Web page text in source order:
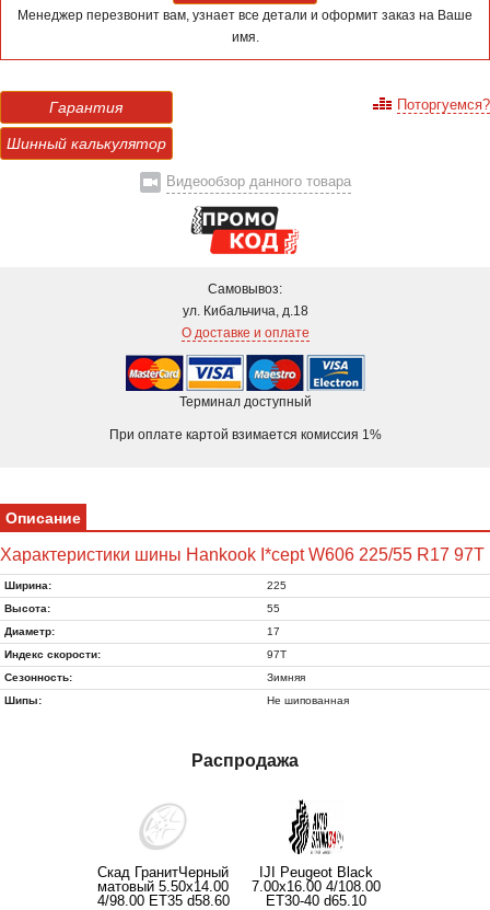
Менеджер перезвонит вам, узнает все детали и оформит заказ на Ваше
имя.
Гарантия
Шинный калькулятор
Поторгуемся?
Видеообзор данного товара
Самовывоз:
ул. Кибальчича, д.18
О доставке и оплате
Терминал доступный
При оплате картой взимается комиссия 1%
Описание
Характеристики шины Hankook I*cept W606 225/55 R17 97T
Ширина:
225
Высота:
55
Диаметр:
17
Индекс скорости:
97T
Сезонность:
Зимняя
Шипы:
Не шипованная
Распродажа
Скад ГранитЧерный
матовый 5.50x14.00
4/98.00 ET35 d58.60
IJI Peugeot Black
7.00x16.00 4/108.00
ET30-40 d65.10